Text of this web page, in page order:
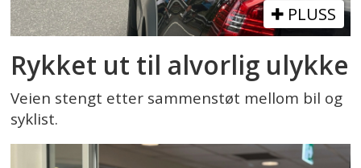
PLUSS
Rykket ut til alvorlig ulykke
Veien stengt etter sammenstøt mellom bil og
syklist.